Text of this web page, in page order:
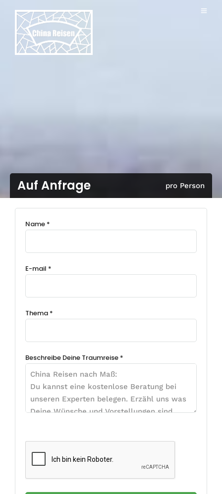
Auf Anfrage pro Person
Name *
E-mail *
Thema *
Beschreibe Deine Traumreise *